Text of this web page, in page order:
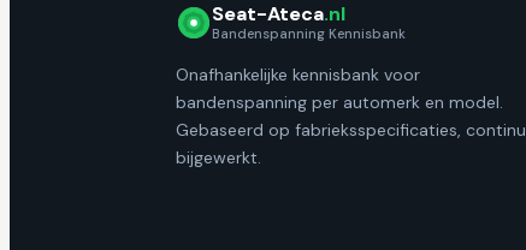
Seat-Ateca.nl
Bandenspanning Kennisbank
Onafhankelijke kennisbank voor
bandenspanning per automerk en model.
Gebaseerd op fabrieksspecificaties, continu
bijgewerkt.